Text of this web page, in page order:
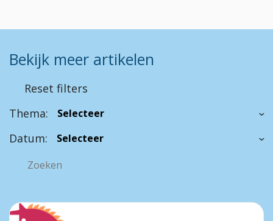
Bekijk meer artikelen
Reset filters
Thema:
Datum: